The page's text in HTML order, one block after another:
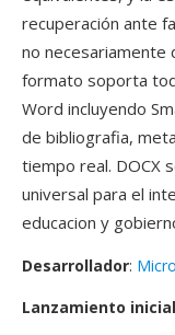
recuperación ante
no necesariamente
formato soporta
Word incluyendo
de bibliografia,
tiempo real. DOCX
universal para el
educacion y
Desarrollador:
Lanzamiento inicial